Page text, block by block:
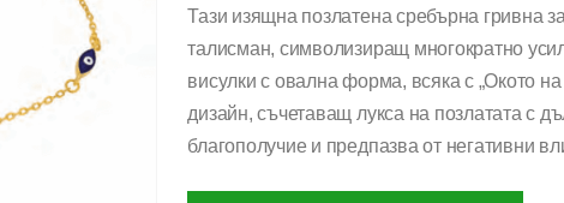
Тази изящна позлатена сребърна гривна
талисман, символизиращ многократно
висулки с овална форма, всяка с „Окото
дизайн, съчетаващ лукса на позлатата с
благополучие и предпазва от негативни